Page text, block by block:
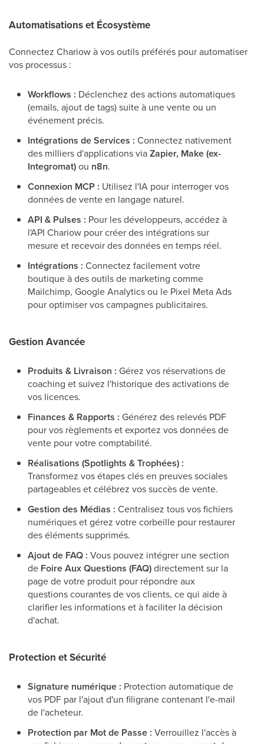
Automatisations et Écosystème
Connectez Chariow à vos outils préférés pour automatiser
vos processus :
Workflows : Déclenchez des actions automatiques
(emails, ajout de tags) suite à une vente ou un
événement précis.
Intégrations de Services : Connectez nativement
des milliers d'applications viaZapier, Make (ex-
Integromat)ou n8n.
Connexion MCP : Utilisez l'IA pour interroger vos
données de vente en langage naturel.
API & Pulses : Pour les développeurs, accédez à
l'API Chariow pour créer des intégrations sur
mesure et recevoir des données en temps réel.
Intégrations : Connectez facilement votre
boutique à des outils de marketing comme
Mailchimp, Google Analytics ou le Pixel Meta Ads
pour optimiser vos campagnes publicitaires.
Gestion Avancée
Produits & Livraison : Gérez vos réservations de
coaching et suivez l'historique des activations de
vos licences.
Finances & Rapports : Générez des relevés PDF
pour vos règlements et exportez vos données de
vente pour votre comptabilité.
Réalisations (Spotlights & Trophées) :
Transformez vos étapes clés en preuves sociales
partageables et célébrez vos succès de vente.
Gestion des Médias : Centralisez tous vos fichiers
numériques et gérez votre corbeille pour restaurer
des éléments supprimés.
Ajout de FAQ : Vous pouvez intégrer une section
de Foire Aux Questions (FAQ)directement sur la
page de votre produit pour répondre aux
questions courantes de vos clients, ce qui aide à
clarifier les informations et à faciliter la décision
d'achat.
Protection et Sécurité
Signature numérique : Protection automatique de
vos PDF par l'ajout d'un filigrane contenant l'e-mail
de l'acheteur.
Protection par Mot de Passe : Verrouillez l'accès à